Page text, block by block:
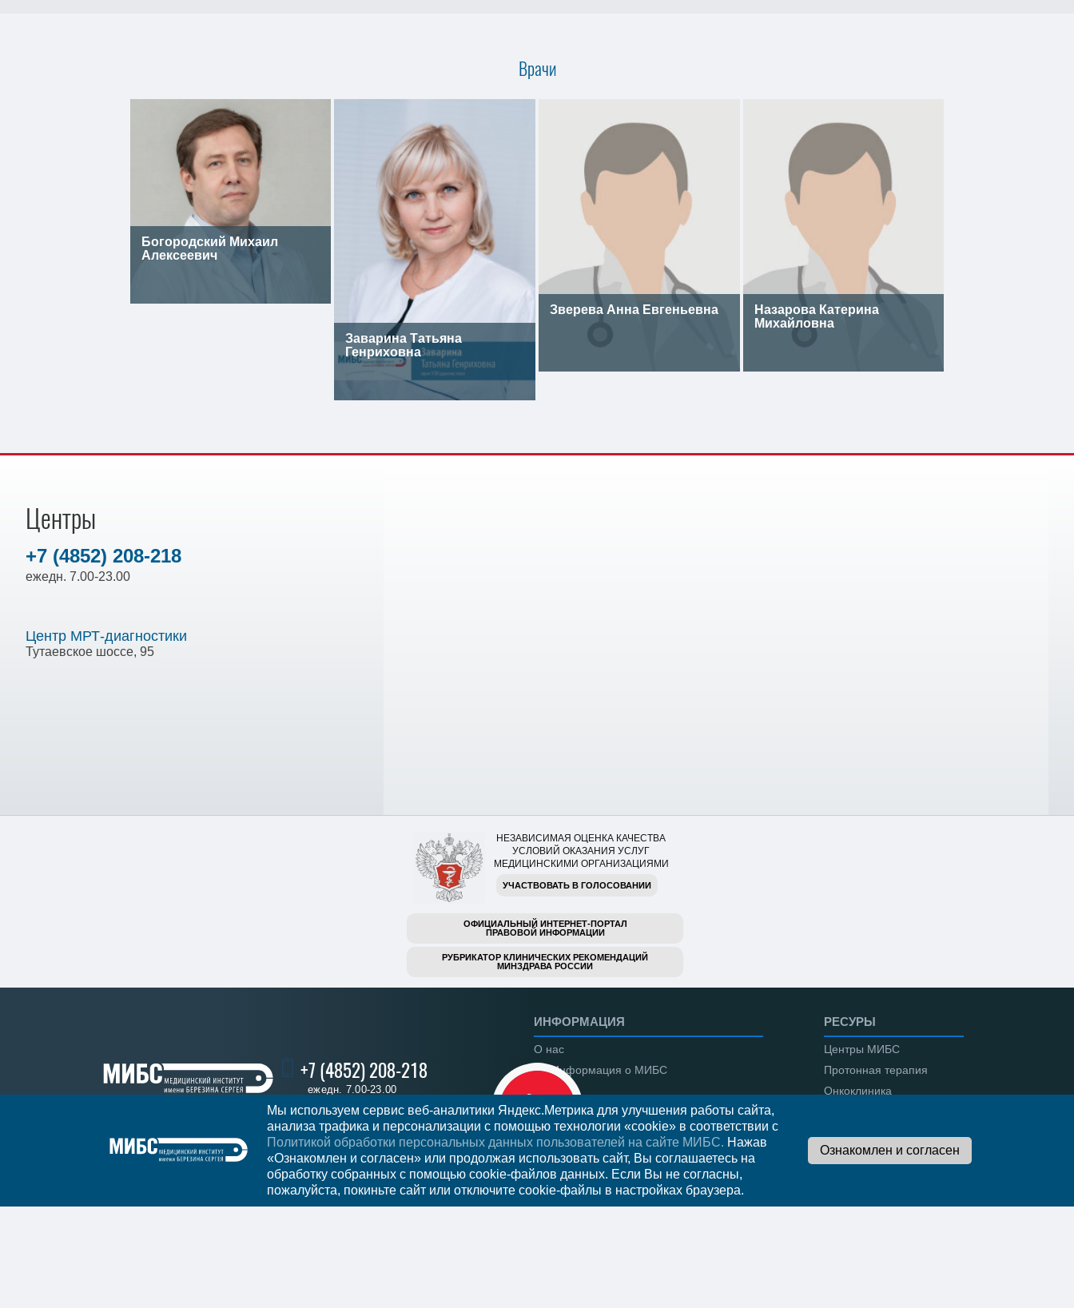
Врачи
Богородский Михаил
Алексеевич
Заварина Татьяна
Генриховна
Зверева Анна Евгеньевна
Назарова Катерина
Михайловна
Центры
+7 (4852) 208-218
ежедн. 7.00-23.00
Центр МРТ-диагностики
Тутаевское шоссе, 95
НЕЗАВИСИМАЯ ОЦЕНКА КАЧЕСТВА
УСЛОВИЙ ОКАЗАНИЯ УСЛУГ
МЕДИЦИНСКИМИ ОРГАНИЗАЦИЯМИ
УЧАСТВОВАТЬ В ГОЛОСОВАНИИ
ОФИЦИАЛЬНЫЙ ИНТЕРНЕТ-ПОРТАЛ
ПРАВОВОЙ ИНФОРМАЦИИ
РУБРИКАТОР КЛИНИЧЕСКИХ РЕКОМЕНДАЦИЙ
МИНЗДРАВА РОССИИ
+7 (4852) 208-218
ежедн. 7.00-23.00
РегионЯрославль Записаться на прием
Мы в социальных сетях
ИНФОРМАЦИЯ
О нас
Информация о МИБС
Региональные центры
Вакансии
Документы
Федеральное законодательство
РЕСУРЫ
Центры МИБС
Протонная терапия
Онкоклиника
Мы используем сервис веб-аналитики Яндекс.Метрика для улучшения работы сайта,
анализа трафика и персонализации с помощью технологии «cookie» в соответствии с
Политикой обработки персональных данных пользователей на сайте МИБС. Нажав
«Ознакомлен и согласен» или продолжая использовать сайт, Вы соглашаетесь на
обработку собранных с помощью cookie-файлов данных. Если Вы не согласны,
пожалуйста, покиньте сайт или отключите cookie-файлы в настройках браузера.